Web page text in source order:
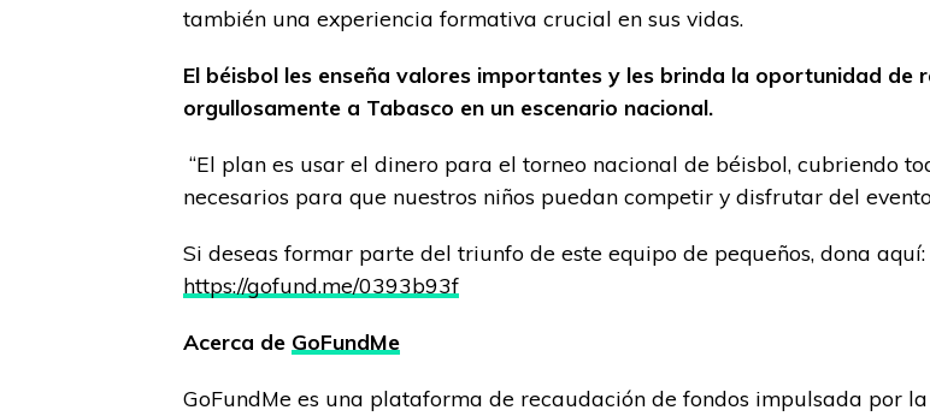
también una experiencia formativa crucial en sus vidas.
El béisbol les enseña valores importantes y les brinda la oportunidad de
orgullosamente a Tabasco en un escenario nacional.
“El plan es usar el dinero para el torneo nacional de béisbol, cubriendo
necesarios para que nuestros niños puedan competir y disfrutar del
Si deseas formar parte del triunfo de este equipo de pequeños, dona aquí:
https://gofund.me/0393b93f
Acerca de GoFundMe
GoFundMe es una plataforma de recaudación de fondos impulsada por